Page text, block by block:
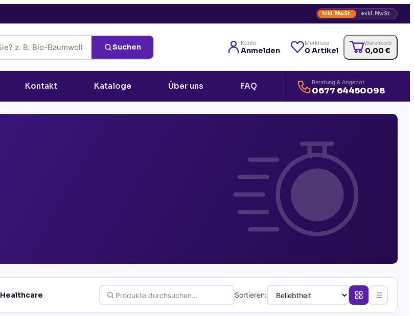
inkl. MwSt. exkl. MwSt.
Suchen Konto
Anmelden
Merkliste
0 Artikel
Warenkorb
0,00 €
Kontakt Kataloge Über uns FAQ Beratung & Angebot
0677 64450098
Sortieren:
Healthcare